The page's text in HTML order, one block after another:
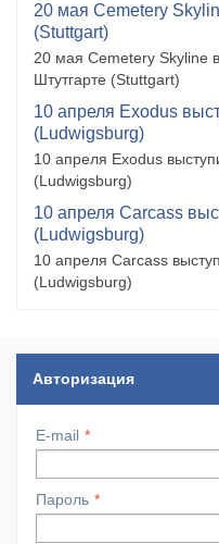
20 мая Cemetery
(Stuttgart)
20 мая Cemetery Skyline
Штутгарте (Stuttgart)
10 апреля Exodus
(Ludwigsburg)
10 апреля Exodus
(Ludwigsburg)
10 апреля Carcass
(Ludwigsburg)
10 апреля Carcass
(Ludwigsburg)
Авторизация
E-mail
Пароль